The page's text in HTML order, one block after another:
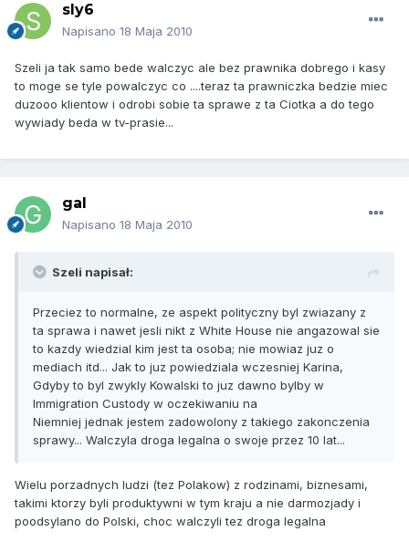
sly6
Napisano 18 Maja 2010
Szeli ja tak samo bede walczyc ale bez prawnika dobrego i kasy
to moge se tyle powalczyc co ....teraz ta prawniczka bedzie miec
duzooo klientow i odrobi sobie ta sprawe z ta Ciotka a do tego
wywiady beda w tv-prasie...
gal
Napisano 18 Maja 2010
Szeli napisał:
Przeciez to normalne, ze aspekt polityczny byl zwiazany z
ta sprawa i nawet jesli nikt z White House nie angazowal sie
to kazdy wiedzial kim jest ta osoba; nie mowiaz juz o
mediach itd... Jak to juz powiedziala wczesniej Karina,
Gdyby to byl zwykly Kowalski to juz dawno bylby w
Immigration Custody w oczekiwaniu na
Niemniej jednak jestem zadowolony z takiego zakonczenia
sprawy... Walczyla droga legalna o swoje przez 10 lat...
Wielu porzadnych ludzi (tez Polakow) z rodzinami, biznesami,
takimi ktorzy byli produktywni w tym kraju a nie darmozjady i
poodsylano do Polski, choc walczyli tez droga legalna